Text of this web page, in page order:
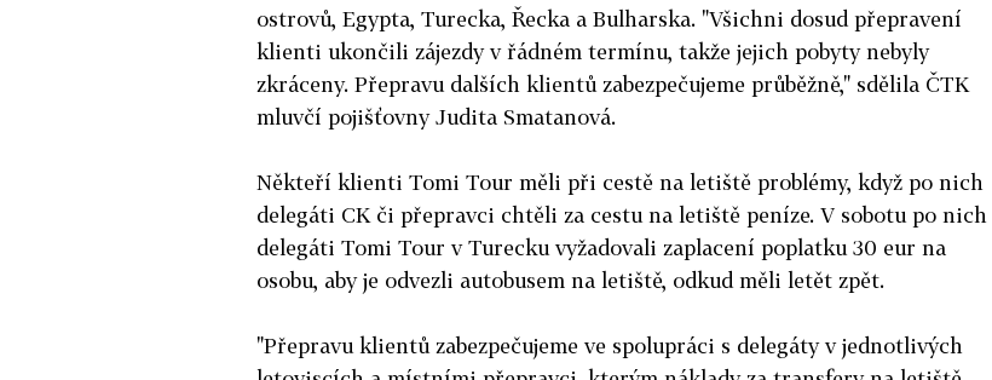
ostrovů, Egypta, Turecka, Řecka a Bulharska. "Všichni dosud přepravení
klienti ukončili zájezdy v řádném termínu, takže jejich pobyty nebyly
zkráceny. Přepravu dalších klientů zabezpečujeme průběžně," sdělila ČTK
mluvčí pojišťovny Judita Smatanová.
Někteří klienti Tomi Tour měli při cestě na letiště problémy, když po nich
delegáti CK či přepravci chtěli za cestu na letiště peníze. V sobotu po nich
delegáti Tomi Tour v Turecku vyžadovali zaplacení poplatku 30 eur na
osobu, aby je odvezli autobusem na letiště, odkud měli letět zpět.
"Přepravu klientů zabezpečujeme ve spolupráci s delegáty v jednotlivých